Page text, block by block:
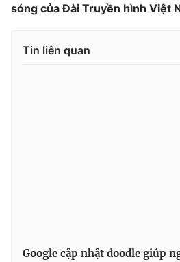
sóng của Đài Truyền hình Việt
Tin liên quan
Google cập nhật doodle giúp